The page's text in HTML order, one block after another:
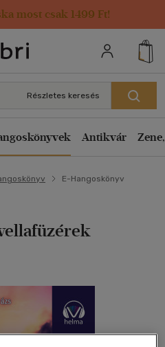
most csak 1499 Ft!
adatai
Részletes keresés
Antikvár
E-Hangoskönyv